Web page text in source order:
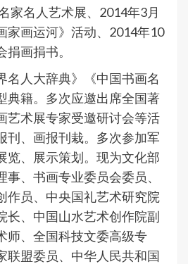
家名人艺术展、2014年3月
家画运河》活动、2014年10
画捐书。
名人大辞典》《中国书画名
典籍。多次应邀出席全国著
艺术展专家受邀研讨会等活
刊、画报刊栽。多次参加军
览、展示策划。现为文化部
、书画专业委员会委员、
作员、中央国礼艺术研究院
长、中国山水艺术创作院副
师、全国科技文委高级专
联盟委员、中华人民共和国